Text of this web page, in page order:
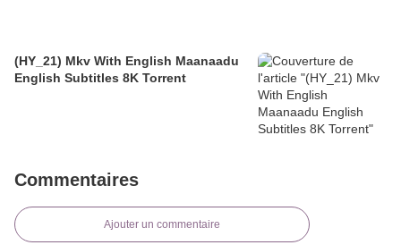
(HY_21) Mkv With English Maanaadu
English Subtitles 8K Torrent
Commentaires
Ajouter un commentaire